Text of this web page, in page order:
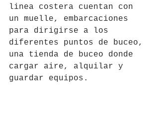
linea costera cuentan con
un muelle, embarcaciones
para dirigirse a los
diferentes puntos de buceo,
una tienda de buceo donde
cargar aire, alquilar y
guardar equipos.